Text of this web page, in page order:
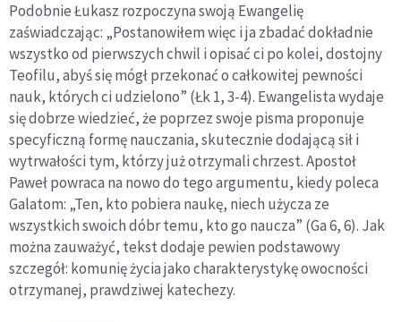
Podobnie Łukasz rozpoczyna swoją Ewangelię
zaświadczając: „Postanowiłem więc i ja zbadać dokładnie
wszystko od pierwszych chwil i opisać ci po kolei, dostojny
Teofilu, abyś się mógł przekonać o całkowitej pewności
nauk, których ci udzielono” (Łk 1, 3-4). Ewangelista wydaje
się dobrze wiedzieć, że poprzez swoje pisma proponuje
specyficzną formę nauczania, skutecznie dodającą sił i
wytrwałości tym, którzy już otrzymali chrzest. Apostoł
Paweł powraca na nowo do tego argumentu, kiedy poleca
Galatom: „Ten, kto pobiera naukę, niech użycza ze
wszystkich swoich dóbr temu, kto go naucza” (Ga 6, 6). Jak
można zauważyć, tekst dodaje pewien podstawowy
szczegół: komunię życia jako charakterystykę owocności
otrzymanej, prawdziwej katechezy.